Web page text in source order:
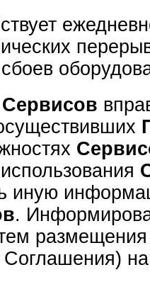
Сервисов
иную
.
Соглашения)